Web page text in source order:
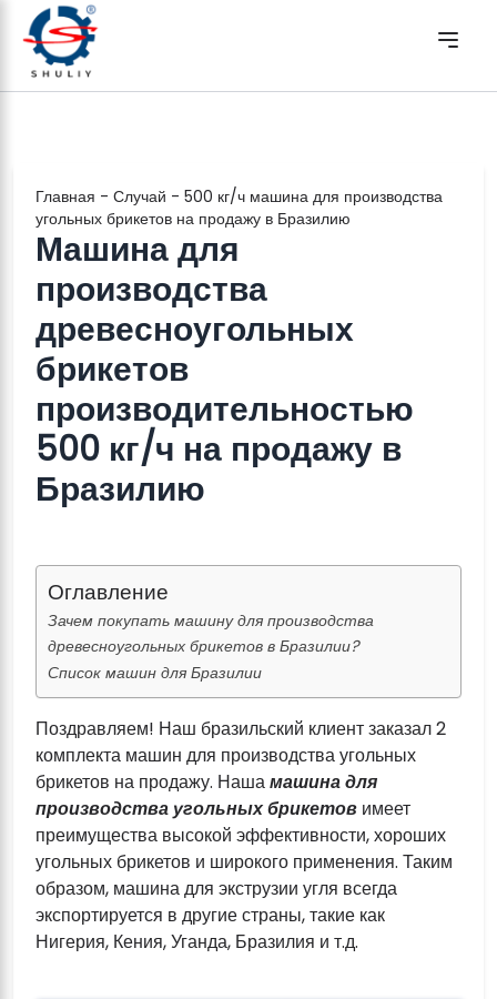
Главная - Случай - 500 кг/ч машина для производства
угольных брикетов на продажу в Бразилию
Машина для
производства
древесноугольных
брикетов
производительностью
500 кг/ч на продажу в
Бразилию
Оглавление
Зачем покупать машину для производства
древесноугольных брикетов в Бразилии?
Список машин для Бразилии
Поздравляем! Наш бразильский клиент заказал 2
комплекта машин для производства угольных
брикетов на продажу. Нашамашина для
производства угольных брикетов имеет
преимущества высокой эффективности, хороших
угольных брикетов и широкого применения. Таким
образом, машина для экструзии угля всегда
экспортируется в другие страны, такие как
Нигерия, Кения, Уганда, Бразилия и т.д.